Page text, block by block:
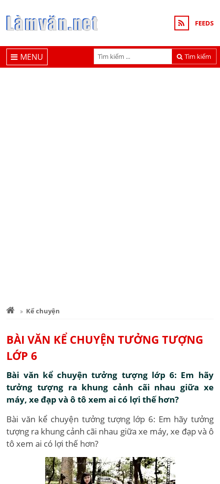
FEEDS
Tìm kiếm
MENU
Kể chuyện
BÀI VĂN KỂ CHUYỆN TƯỞNG TƯỢNG
LỚP 6
Bài văn kể chuyện tưởng tượng lớp 6: Em hãy
tưởng tượng ra khung cảnh cãi nhau giữa xe
máy, xe đạp và ô tô xem ai có lợi thế hơn?
Bài văn kể chuyện tưởng tượng lớp 6: Em hãy tưởng
tượng ra khung cảnh cãi nhau giữa xe máy, xe đạp và ô
tô xem ai có lợi thế hơn?